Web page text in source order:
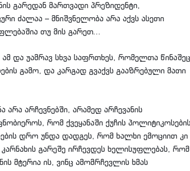
გარედან მართვადი პრეზიდენტი,
ძალაა – მნიშვნელობა არა აქვს ასეთი
თუ მის გარეთ…
ამ და უამრავ სხვა საფრთხეს, რომელთა წინაშეც
გამო, და კარგად გვაქვს გააზრებული მათი
არჩევნებში, არამედ არჩევანის
რომ ქვეყანაში ქუჩის
დრო უნდა დადგეს, რომ ხალხი ემოციით კი
გარეშე ირჩევდეს ხელისუფლებას, რომ
მტერია ის, ვინც ამომრჩევლის ხმას